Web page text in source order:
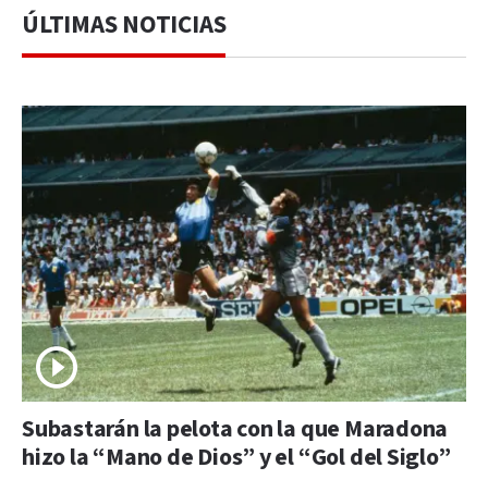
ÚLTIMAS NOTICIAS
Subastarán la pelota con la que Maradona
hizo la “Mano de Dios” y el “Gol del Siglo”